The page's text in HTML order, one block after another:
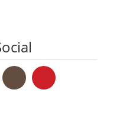
InstagramPinterest